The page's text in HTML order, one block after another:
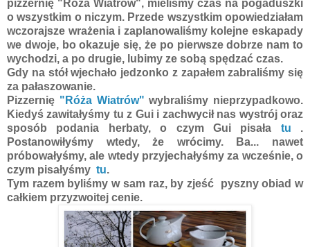
pizzernię "Róża Wiatrów", mieliśmy czas na pogaduszki
o wszystkim o niczym. Przede wszystkim opowiedziałam
wczorajsze wrażenia i zaplanowaliśmy kolejne eskapady
we dwoje, bo okazuje się, że po pierwsze dobrze nam to
wychodzi, a po drugie, lubimy ze sobą spędzać czas.
Gdy na stół wjechało jedzonko z zapałem zabraliśmy się
za pałaszowanie.
Pizzernię "Róża Wiatrów" wybraliśmy nieprzypadkowo.
Kiedyś zawitałyśmy tu z Gui i zachwycił nas wystrój oraz
sposób podania herbaty, o czym Gui pisała tu .
Postanowiłyśmy wtedy, że wrócimy. Ba... nawet
próbowałyśmy, ale wtedy przyjechałyśmy za wcześnie, o
czym pisałyśmy tu.
Tym razem byliśmy w sam raz, by zjeść pyszny obiad w
całkiem przyzwoitej cenie.